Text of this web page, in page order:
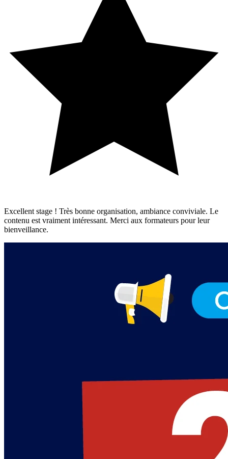
Excellent stage ! Très bonne organisation, ambiance conviviale. Le
contenu est vraiment intéressant. Merci aux formateurs pour leur
bienveillance.